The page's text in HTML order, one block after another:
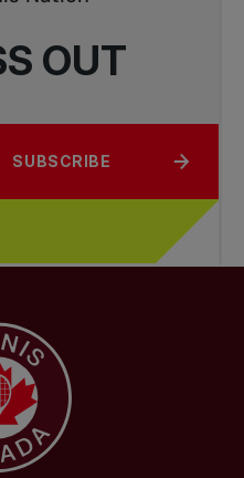
OUT
SUBSCRIBE